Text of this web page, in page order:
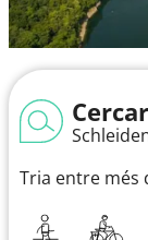
Cercar
Tria entre més